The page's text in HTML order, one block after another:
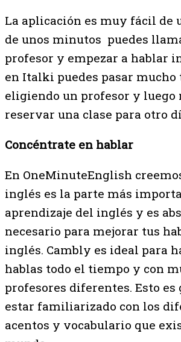
La aplicación es muy fácil de
de unos minutos puedes
profesor y empezar a hablar
en Italki puedes pasar mucho
eligiendo un profesor y luego
reservar una clase para otro
Concéntrate en hablar
En OneMinuteEnglish
inglés es la parte más
aprendizaje del inglés y es
necesario para mejorar tus
inglés. Cambly es ideal para
hablas todo el tiempo y con
profesores diferentes. Esto es
estar familiarizado con los
acentos y vocabulario que